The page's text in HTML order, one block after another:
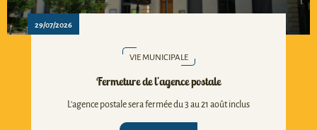
29/07/2026
VIE MUNICIPALE
Fermeture de l'agence postale
L'agence postale sera fermée du 3 au 21 août inclus